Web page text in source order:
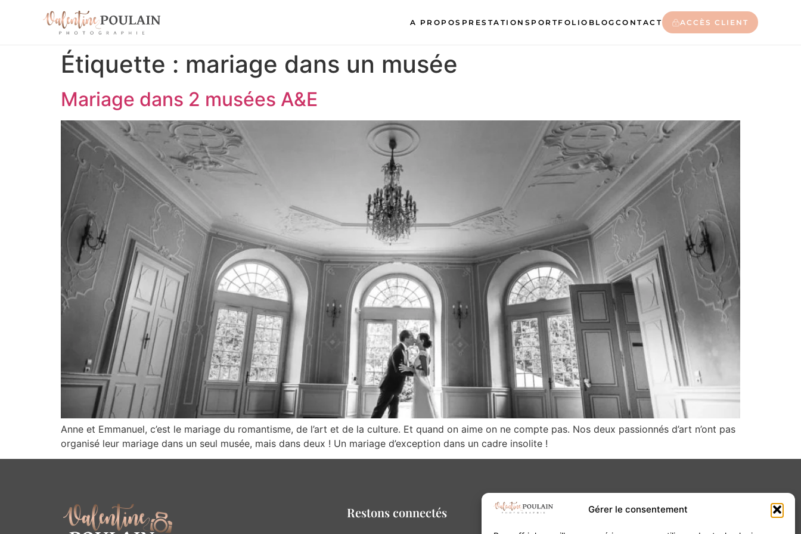
Gérer le consentement
A PROPOS PRESTATIONS PORTFOLIO BLOG CONTACT ACCÈS CLIENT
Étiquette : mariage dans un musée
Mariage dans 2 musées A&E
Anne et Emmanuel, c’est le mariage du romantisme, de l’art et de la culture. Et quand on aime on ne compte pas. Nos deux passionnés d’art n’ont pas
organisé leur mariage dans un seul musée, mais dans deux ! Un mariage d’exception dans un cadre insolite !
Restons connectés Contact